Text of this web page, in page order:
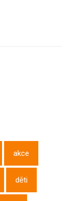
akce
děti